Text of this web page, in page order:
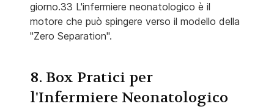
giorno.33 L'infermiere neonatologico è il
motore che può spingere verso il modello della
"Zero Separation".
8. Box Pratici per
l'Infermiere Neonatologico